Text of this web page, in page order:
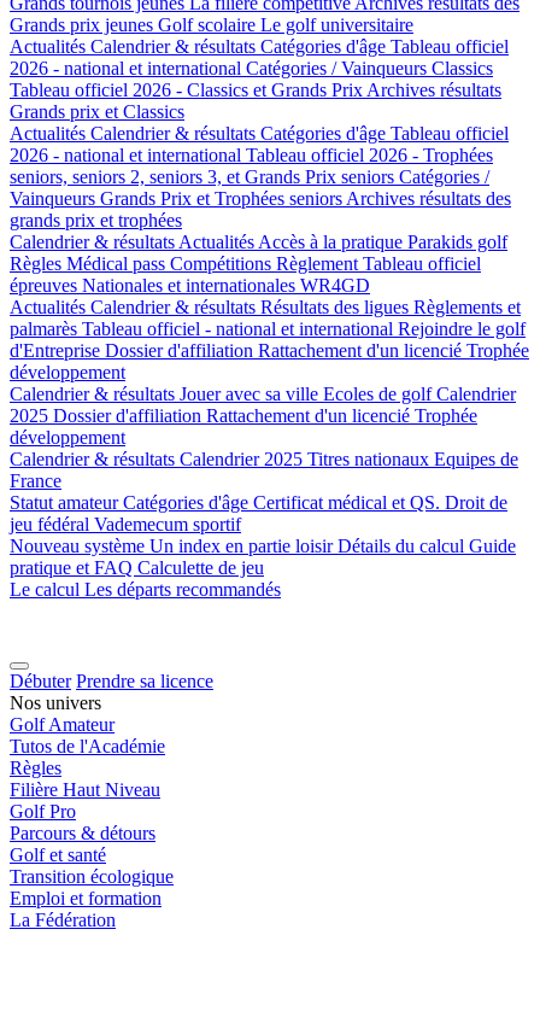
Grands prix jeunes Golf scolaire Le golf universitaire
Actualités Calendrier & résultats Catégories d'âge Tableau officiel
2026 - national et international Catégories / Vainqueurs Classics
Tableau officiel 2026 - Classics et Grands Prix Archives résultats
Grands prix et Classics
Actualités Calendrier & résultats Catégories d'âge Tableau officiel
2026 - national et international Tableau officiel 2026 - Trophées
seniors, seniors 2, seniors 3, et Grands Prix seniors Catégories /
Vainqueurs Grands Prix et Trophées seniors Archives résultats des
grands prix et trophées
Calendrier & résultats Actualités Accès à la pratique Parakids golf
Règles Médical pass Compétitions Règlement Tableau officiel
épreuves Nationales et internationales WR4GD
Actualités Calendrier & résultats Résultats des ligues Règlements et
palmarès Tableau officiel - national et international Rejoindre le golf
d'Entreprise Dossier d'affiliation Rattachement d'un licencié Trophée
développement
Calendrier & résultats Jouer avec sa ville Ecoles de golfCalendrier
2025 Dossier d'affiliation Rattachement d'un licencié Trophée
développement
Calendrier & résultats Calendrier 2025 Titres nationaux Equipes de
France
Statut amateurCatégories d'âge Certificat médical et QS. Droit de
jeu fédéral Vademecum sportif
Nouveau système Un index en partie loisirDétails du calcul Guide
pratique et FAQ Calculette de jeu
Le calcul Les départs recommandés
Débuter Prendre sa licence
Nos univers
Golf Amateur
Tutos de l'Académie
Règles
Filière Haut Niveau
Golf Pro
Parcours & détours
Golf et santé
Transition écologique
Emploi et formation
La Fédération